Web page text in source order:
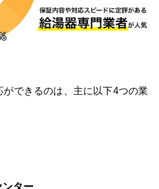
できるのは、主に以下4つの業